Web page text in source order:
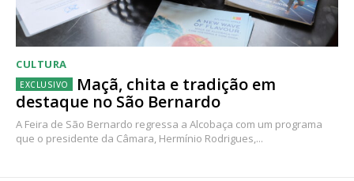
CULTURA
Maçã, chita e tradição em
destaque no São Bernardo
A Feira de São Bernardo regressa a Alcobaça com um programa
que o presidente da Câmara, Hermínio Rodrigues,...